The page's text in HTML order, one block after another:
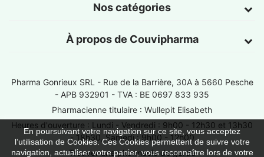
Nos catégories
À propos de Couvipharma
En poursuivant votre navigation sur ce site, vous acceptez
l’utilisation de Cookies. Ces Cookies permettent de suivre votre
navigation, actualiser votre panier, vous reconnaître lors de votre
Pharma Gonrieux SRL - Rue de la Barrière, 30A à 5660 Pesche
- APB 932901 - TVA : BE 0697 833 935
Pharmacienne titulaire : Wullepit Elisabeth
Heures d'ouverture : Lundi - Vendredi : 9h00 - 12h30 et 13h30
- 18h30, Samedi : 9h00 - 12h00
Trouver une pharmacie de garde